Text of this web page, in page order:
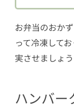
3冷凍し
お弁当のおか
って冷凍して
実させましょう
ハンバー